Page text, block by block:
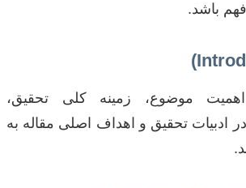
فهم باشد.
موضوع، زمینه کلی تحقیق،
ادبیات تحقیق و اهداف اصلی مقاله به